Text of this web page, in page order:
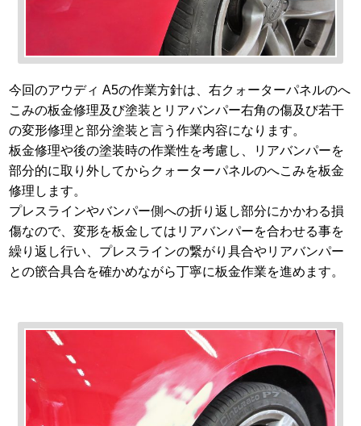
今回のアウディ A5の作業方針は、右クォーターパネルのへ
こみの板金修理及び塗装とリアバンパー右角の傷及び若干
の変形修理と部分塗装と言う作業内容になります。
板金修理や後の塗装時の作業性を考慮し、リアバンパーを
部分的に取り外してからクォーターパネルのへこみを板金
修理します。
プレスラインやバンパー側への折り返し部分にかかわる損
傷なので、変形を板金してはリアバンパーを合わせる事を
繰り返し行い、プレスラインの繋がり具合やリアバンパー
との篏合具合を確かめながら丁寧に板金作業を進めます。